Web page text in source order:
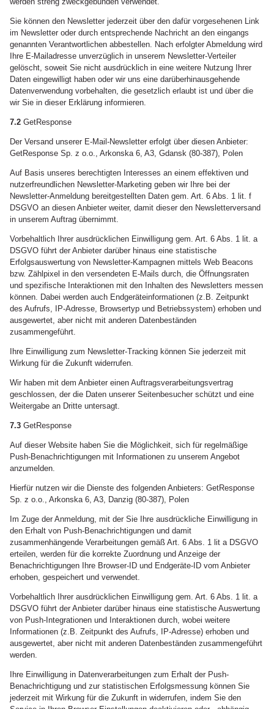
Sie können den Newsletter jederzeit über den dafür vorgesehenen Link
im Newsletter oder durch entsprechende Nachricht an den eingangs
genannten Verantwortlichen abbestellen. Nach erfolgter Abmeldung wird
Ihre E-Mailadresse unverzüglich in unserem Newsletter-Verteiler
gelöscht, soweit Sie nicht ausdrücklich in eine weitere Nutzung Ihrer
Daten eingewilligt haben oder wir uns eine darüberhinausgehende
Datenverwendung vorbehalten, die gesetzlich erlaubt ist und über die
wir Sie in dieser Erklärung informieren.
7.2 GetResponse
Der Versand unserer E-Mail-Newsletter erfolgt über diesen Anbieter:
GetResponse Sp. z o.o., Arkonska 6, A3, Gdansk (80-387), Polen
Auf Basis unseres berechtigten Interesses an einem effektiven und
nutzerfreundlichen Newsletter-Marketing geben wir Ihre bei der
Newsletter-Anmeldung bereitgestellten Daten gem. Art. 6 Abs. 1 lit. f
DSGVO an diesen Anbieter weiter, damit dieser den Newsletterversand
in unserem Auftrag übernimmt.
Vorbehaltlich Ihrer ausdrücklichen Einwilligung gem. Art. 6 Abs. 1 lit. a
DSGVO führt der Anbieter darüber hinaus eine statistische
Erfolgsauswertung von Newsletter-Kampagnen mittels Web Beacons
bzw. Zählpixel in den versendeten E-Mails durch, die Öffnungsraten
und spezifische Interaktionen mit den Inhalten des Newsletters messen
können. Dabei werden auch Endgeräteinformationen (z.B. Zeitpunkt
des Aufrufs, IP-Adresse, Browsertyp und Betriebssystem) erhoben und
ausgewertet, aber nicht mit anderen Datenbeständen
zusammengeführt.
Ihre Einwilligung zum Newsletter-Tracking können Sie jederzeit mit
Wirkung für die Zukunft widerrufen.
Wir haben mit dem Anbieter einen Auftragsverarbeitungsvertrag
geschlossen, der die Daten unserer Seitenbesucher schützt und eine
Weitergabe an Dritte untersagt.
7.3 GetResponse
Auf dieser Website haben Sie die Möglichkeit, sich für regelmäßige
Push-Benachrichtigungen mit Informationen zu unserem Angebot
anzumelden.
Hierfür nutzen wir die Dienste des folgenden Anbieters: GetResponse
Sp. z o.o., Arkonska 6, A3, Danzig (80-387), Polen
Im Zuge der Anmeldung, mit der Sie Ihre ausdrückliche Einwilligung in
den Erhalt von Push-Benachrichtigungen und damit
zusammenhängende Verarbeitungen gemäß Art. 6 Abs. 1 lit a DSGVO
erteilen, werden für die korrekte Zuordnung und Anzeige der
Benachrichtigungen Ihre Browser-ID und Endgeräte-ID vom Anbieter
erhoben, gespeichert und verwendet.
Vorbehaltlich Ihrer ausdrücklichen Einwilligung gem. Art. 6 Abs. 1 lit. a
DSGVO führt der Anbieter darüber hinaus eine statistische Auswertung
von Push-Integrationen und Interaktionen durch, wobei weitere
Informationen (z.B. Zeitpunkt des Aufrufs, IP-Adresse) erhoben und
ausgewertet, aber nicht mit anderen Datenbeständen zusammengeführt
werden.
Ihre Einwilligung in Datenverarbeitungen zum Erhalt der Push-
Benachrichtigung und zur statistischen Erfolgsmessung können Sie
jederzeit mit Wirkung für die Zukunft in widerrufen, indem Sie den